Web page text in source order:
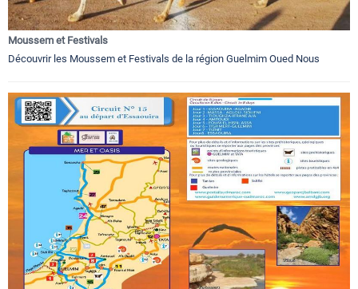
Moussem et Festivals
Découvrir les Moussem et Festivals de la région Guelmim Oued Nous